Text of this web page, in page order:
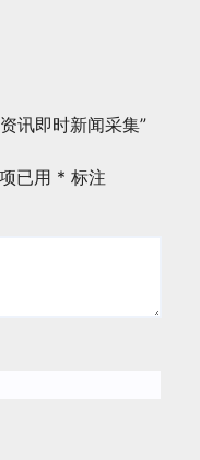
讯即时新闻采集”
已用 * 标注